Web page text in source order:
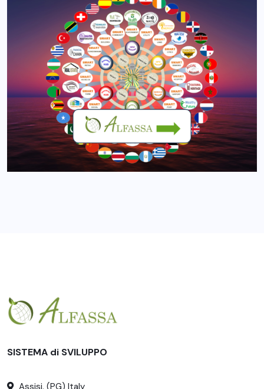
SISTEMA di SVILUPPO
Assisi, (PG) Italy